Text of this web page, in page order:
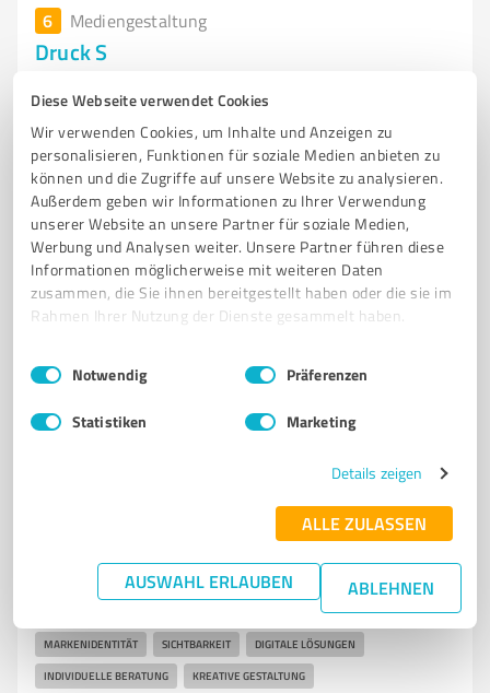
Diese Webseite verwendet Cookies
Wir verwenden Cookies, um Inhalte und Anzeigen zu
personalisieren, Funktionen für soziale Medien anbieten zu
können und die Zugriffe auf unsere Website zu analysieren.
Außerdem geben wir Informationen zu Ihrer Verwendung
unserer Website an unsere Partner für soziale Medien,
Werbung und Analysen weiter. Unsere Partner führen diese
Informationen möglicherweise mit weiteren Daten
zusammen, die Sie ihnen bereitgestellt haben oder die sie im
Rahmen Ihrer Nutzung der Dienste gesammelt haben.
Impressum Datenschutzbestimmungen
Einwilligungsauswahl
Notwendig Präferenzen
Statistiken Marketing
Details zeigen
ALLE ZULASSEN
AUSWAHL ERLAUBEN ABLEHNEN
6 Mediengestaltung
Druck S
Unternehmens-T-Shirts
ONLINE-SHOP TEXTILIEN VEREINS-T-SHIRTS
UNTERNEHMENS-T-SHIRTS BEDRUCKTE SHIRTS
Rurstraße 13, 41812 Erkelenz
mail@beispiel.com druck-s.online/
5,00 / 5,00
Designbüro alinera® - Webdesign, Branding und
Businessfotografie in Niederkrücht
DESIGNAGENTUR WEBDESIGN BRANDING BUSINESSFOTOGRAFIE
RESPONSIVE GESTALTUNG
MARKENIDENTITÄT SICHTBARKEIT DIGITALE LÖSUNGEN
INDIVIDUELLE BERATUNG KREATIVE GESTALTUNG